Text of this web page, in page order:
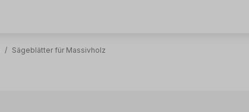
/ Sägeblätter für Massivholz